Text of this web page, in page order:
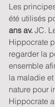
Les
été utilisés
ans av. JC.
Hippocrate
regarder la
ensemble
la maladie
nature pour
Hippocrate